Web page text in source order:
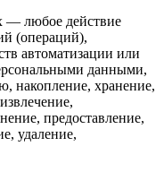
— любое действие
(операций),
автоматизации или
данными,
накопление, хранение,
предоставление,
удаление,